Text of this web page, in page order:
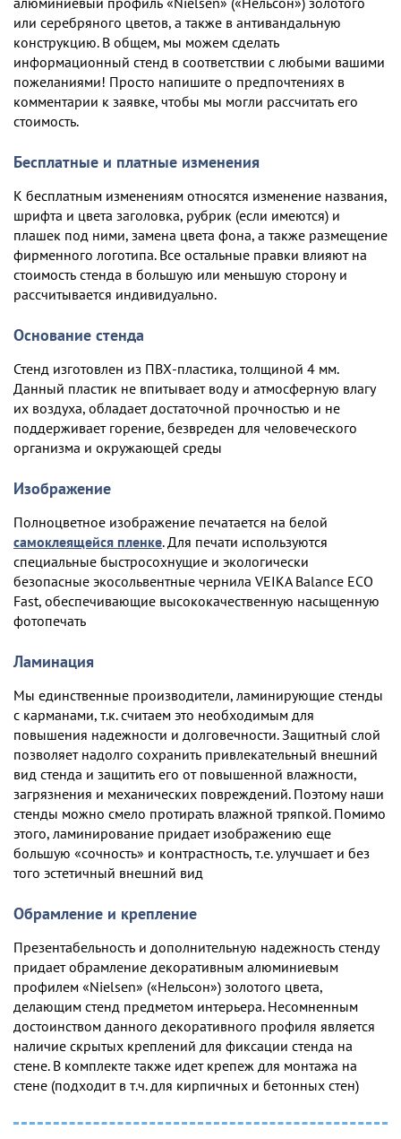
или серебряного цветов, а также в антивандальную
конструкцию. В общем, мы можем сделать
информационный стенд в соответствии с любыми вашими
пожеланиями! Просто напишите о предпочтениях в
комментарии к заявке, чтобы мы могли рассчитать его
стоимость.
Бесплатные и платные изменения
К бесплатным изменениям относятся изменение названия,
шрифта и цвета заголовка, рубрик (если имеются) и
плашек под ними, замена цвета фона, а также размещение
фирменного логотипа. Все остальные правки влияют на
стоимость стенда в большую или меньшую сторону и
рассчитывается индивидуально.
Основание стенда
Стенд изготовлен из ПВХ-пластика, толщиной 4 мм.
Данный пластик не впитывает воду и атмосферную влагу
их воздуха, обладает достаточной прочностью и не
поддерживает горение, безвреден для человеческого
организма и окружающей среды
Изображение
Полноцветное изображение печатается на белой
самоклеящейся пленке. Для печати используются
специальные быстросохнущие и экологически
безопасные экосольвентные чернила VEIKA Balance ECO
Fast, обеспечивающие высококачественную насыщенную
фотопечать
Ламинация
Мы единственные производители, ламинирующие стенды
с карманами, т.к. считаем это необходимым для
повышения надежности и долговечности. Защитный слой
позволяет надолго сохранить привлекательный внешний
вид стенда и защитить его от повышенной влажности,
загрязнения и механических повреждений. Поэтому наши
стенды можно смело протирать влажной тряпкой. Помимо
этого, ламинирование придает изображению еще
большую «сочность» и контрастность, т.е. улучшает и без
того эстетичный внешний вид
Обрамление и крепление
Презентабельность и дополнительную надежность стенду
придает обрамление декоративным алюминиевым
профилем «Nielsen» («Нельсон») золотого цвета,
делающим стенд предметом интерьера. Несомненным
достоинством данного декоративного профиля является
наличие скрытых креплений для фиксации стенда на
стене. В комплекте также идет крепеж для монтажа на
стене (подходит в т.ч. для кирпичных и бетонных стен)